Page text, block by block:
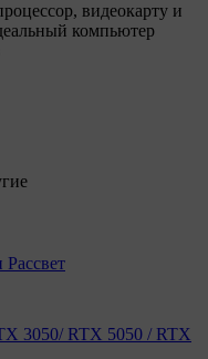
видеокарту и
компьютер
3050/ RTX 5050 / RTX